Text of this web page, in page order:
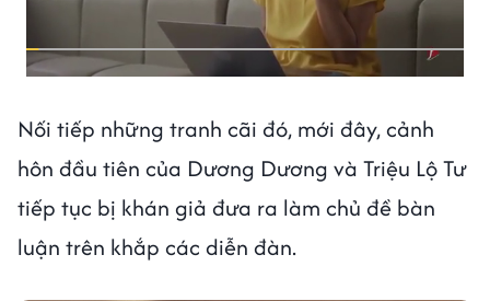
Nối tiếp những tranh cãi đó, mới đây, cảnh
hôn đầu tiên của Dương Dương và Triệu Lộ Tư
tiếp tục bị khán giả đưa ra làm chủ đề bàn
luận trên khắp các diễn đàn.